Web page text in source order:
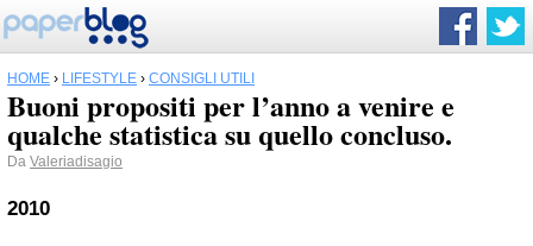
HOME › LIFESTYLE › CONSIGLI UTILI
Buoni propositi per l’anno a venire e
qualche statistica su quello concluso.
Da Valeriadisagio
2010